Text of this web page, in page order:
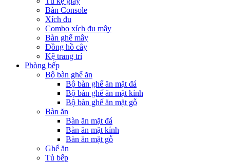
Bàn Console
Xích đu
Combo xích đu mây
Bàn ghế mây
Đồng hồ cây
Kệ trang trí
Phòng bếp
Bộ bàn ghế ăn
Bộ bàn ghế ăn mặt đá
Bộ bàn ghế ăn mặt kính
Bộ bàn ghế ăn mặt gỗ
Bàn ăn
Bàn ăn mặt đá
Bàn ăn mặt kính
Bàn ăn mặt gỗ
Ghế ăn
Tủ bếp